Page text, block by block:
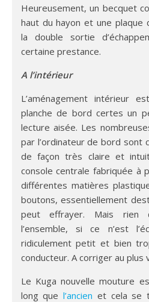
Heureusement, un becquet
haut du hayon et une
la double sortie
certaine prestance.
A l’intérieur
L’aménagement intérieur
planche de bord certes un
lecture aisée. Les
par l’ordinateur de bord sont
de façon très claire et
console centrale fabriquée à
différentes matières
boutons, essentiellement
peut effrayer. Mais rien
l’ensemble, si ce n’est
ridiculement petit et bien
conducteur. A corriger au plus
Le Kuga nouvelle mouture
long quel’ancien et cela se